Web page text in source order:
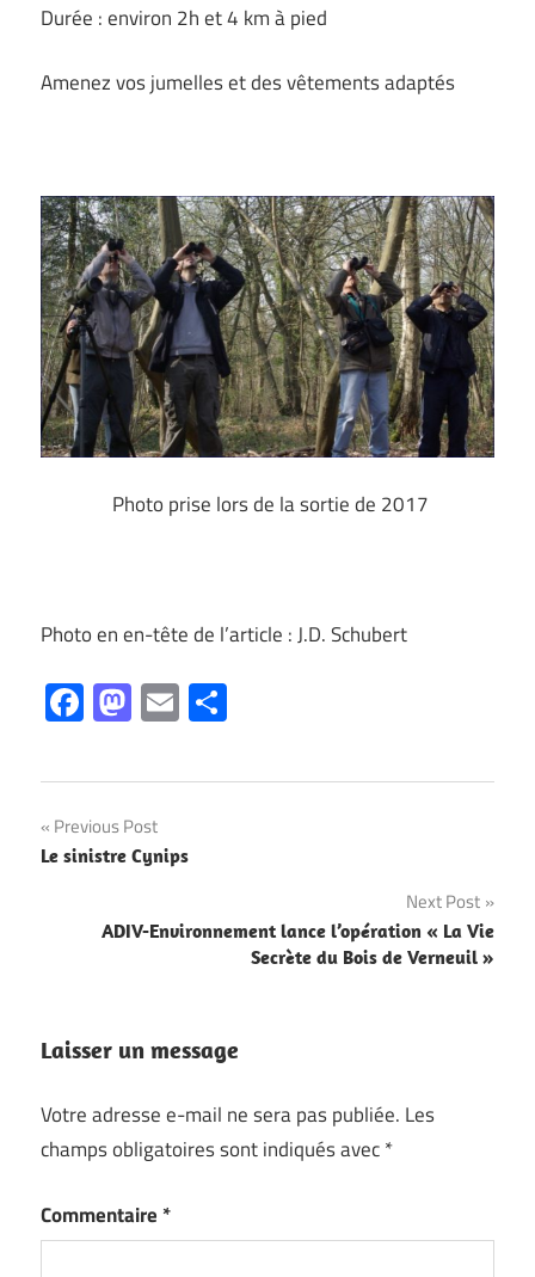
Durée : environ 2h et 4 km à pied
Amenez vos jumelles et des vêtements adaptés
Photo prise lors de la sortie de 2017
Photo en en-tête de l’article : J.D. Schubert
Facebook
Mastodon
Email
Navigation
de
l’article
Previous Post
Le sinistre Cynips
Next Post
ADIV-Environnement lance l’opération « La Vie
Secrète du Bois de Verneuil »
Laisser un message
Votre adresse e-mail ne sera pas publiée. Les
champs obligatoires sont indiqués avec*
Commentaire *